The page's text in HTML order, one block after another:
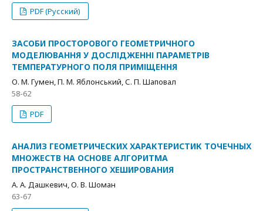
PDF (Русский)
ЗАСОБИ ПРОСТОРОВОГО ГЕОМЕТРИЧНОГО
МОДЕЛЮВАННЯ У ДОСЛІДЖЕННІ ПАРАМЕТРІВ
ТЕМПЕРАТУРНОГО ПОЛЯ ПРИМІЩЕННЯ
О. М. Гумен, П. М. Яблонський, С. П. Шаповал
58-62
PDF
АНАЛИЗ ГЕОМЕТРИЧЕСКИХ ХАРАКТЕРИСТИК ТОЧЕЧНЫХ
МНОЖЕСТВ НА ОСНОВЕ АЛГОРИТМА
ПРОСТРАНСТВЕННОГО ХЕШИРОВАНИЯ
А. А. Дашкевич, О. В. Шоман
63-67